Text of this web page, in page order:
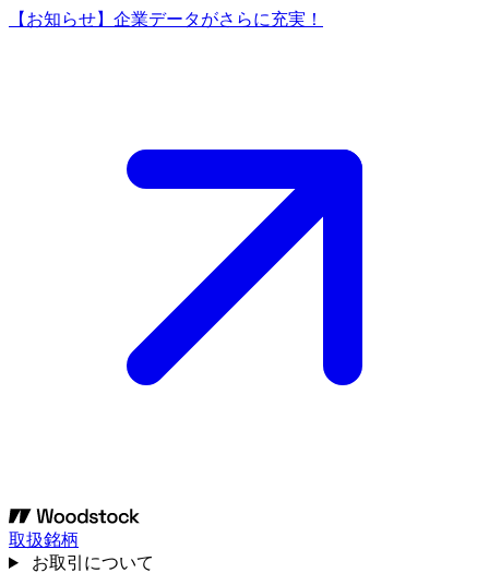
【お知らせ】企業データがさらに充実！
取扱銘柄
お取引について